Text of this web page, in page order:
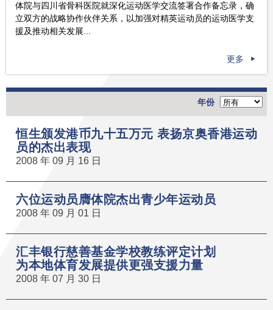
体院与四川省骨科医院就深化运动医学交流签署合作备忘录，确
立双方的战略协作伙伴关系，以加强对精英运动员的运动医学支
援及推动相关发展...
更多
年份
恒生颁发港币九十五万元 表扬京奥香港运动
员的杰出表现
2008 年 09 月 16 日
六位运动员膺体院杰出青少年运动员
2008 年 09 月 01 日
汇丰银行慈善基金学校教练评定计划
为本地体育发展提供更强支援力量
2008 年 07 月 30 日